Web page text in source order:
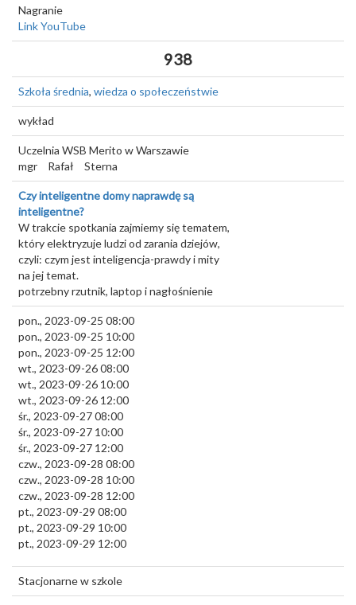
Nagranie
Link YouTube
938
Szkoła średnia, wiedza o społeczeństwie
wykład
Uczelnia WSB Merito w Warszawie
mgr
Rafał Sterna
Czy inteligentne domy naprawdę są
inteligentne?
W trakcie spotkania zajmiemy się tematem,
który elektryzuje ludzi od zarania dziejów,
czyli: czym jest inteligencja-prawdy i mity
na jej temat.
potrzebny rzutnik, laptop i nagłośnienie
pon., 2023-09-25 08:00
pon., 2023-09-25 10:00
pon., 2023-09-25 12:00
wt., 2023-09-26 08:00
wt., 2023-09-26 10:00
wt., 2023-09-26 12:00
śr., 2023-09-27 08:00
śr., 2023-09-27 10:00
śr., 2023-09-27 12:00
czw., 2023-09-28 08:00
czw., 2023-09-28 10:00
czw., 2023-09-28 12:00
pt., 2023-09-29 08:00
pt., 2023-09-29 10:00
pt., 2023-09-29 12:00
Stacjonarne w szkole